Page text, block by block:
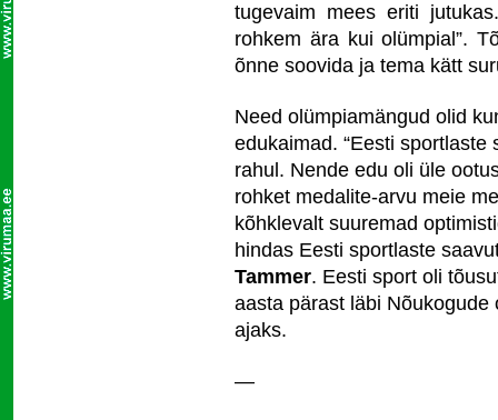
tugevaim mees eriti
rohkem ära kui olümpial”.
õnne soovida ja tema kätt
Need olümpiamängud olid
edukaimad. “Eesti
rahul. Nende edu oli üle
rohket medalite-arvu meie
kõhklevalt suuremad
hindas Eesti sportlaste
Tammer. Eesti sport oli
aasta pärast läbi Nõukogude
ajaks.
—